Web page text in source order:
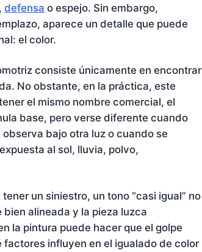
defensa o espejo. Sin embargo,
aparece un detalle que puede
el color.
consiste únicamente en encontrar
No obstante, en la práctica, este
el mismo nombre comercial, el
base, pero verse diferente cuando
bajo otra luz o cuando se
al sol, lluvia, polvo,
un siniestro, un tono “casi igual” no
alineada y la pieza luzca
la pintura puede hacer que el golpe
influyen en el igualado de color